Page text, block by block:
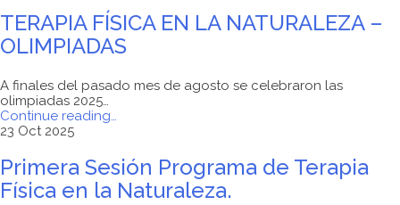
TERAPIA FÍSICA EN LA NATURALEZA –
OLIMPIADAS
A finales del pasado mes de agosto se celebraron las
olimpiadas 2025…
Continue reading
LA
NATURALEZA
–
…
23 Oct 2025
Primera Sesión Programa de Terapia
Física en la Naturaleza.